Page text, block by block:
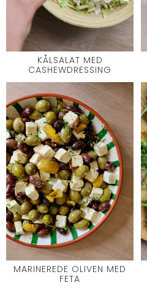
KÅLSALAT MED
CASHEWDRESSING
MARINEREDE OLIVEN MED
FETA